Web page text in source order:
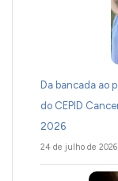
Da bancada ao
do CEPID
2026
24 de julho de 2026